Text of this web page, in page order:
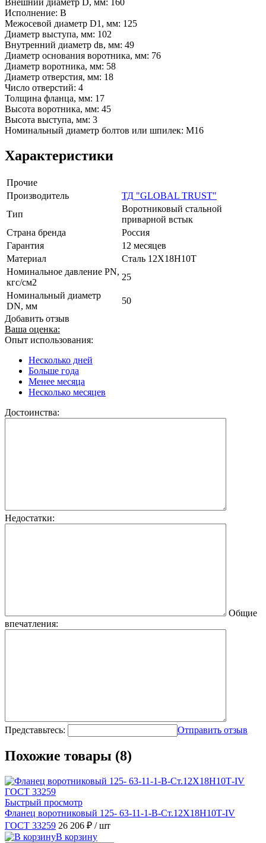
Исполнение: В
Межосевой диаметр D1, мм: 125
Диаметр выступа, мм: 102
Внутренний диаметр dв, мм: 49
Диаметр основания воротника, мм: 76
Диаметр воротника, мм: 58
Диаметр отверстия, мм: 18
Число отверстий: 4
Толщина фланца, мм: 17
Высота воротника, мм: 45
Высота выступа, мм: 3
Номинальный диаметр болтов или шпилек: М16
Характеристики
Прочие
Производитель
ТД "GLOBAL TRUST"
Тип
Воротниковый стальной
приварной встык
Страна бренда
Россия
Гарантия
12 месяцев
Материал
Сталь 12Х18Н10Т
Номинальное давление PN,
кгс/см2
25
Номинальный диаметр
DN, мм
50
Добавить отзыв
Ваша оценка:
Опыт использования:
Несколько дней
Больше года
Менее месяца
Несколько месяцев
Достоинства:
Недостатки:
Общие
впечатления:
Представьтесь: Отправить отзыв
Похожие товары (8)
Быстрый просмотр
Фланец воротниковый 125- 63-11-1-B-Ст.12Х18Н10Т-IV
ГОСТ 33259 26 206 ₽ / шт
В корзину